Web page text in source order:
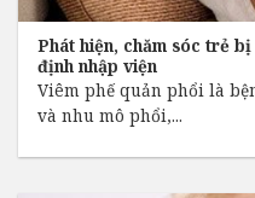
Phát hiện, chăm sóc trẻ
định nhập viện
Viêm phế quản phổi là
và nhu mô phổi,...